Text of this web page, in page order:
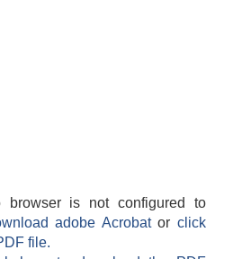
browser is not configured to
adobe Acrobatorclick
file.